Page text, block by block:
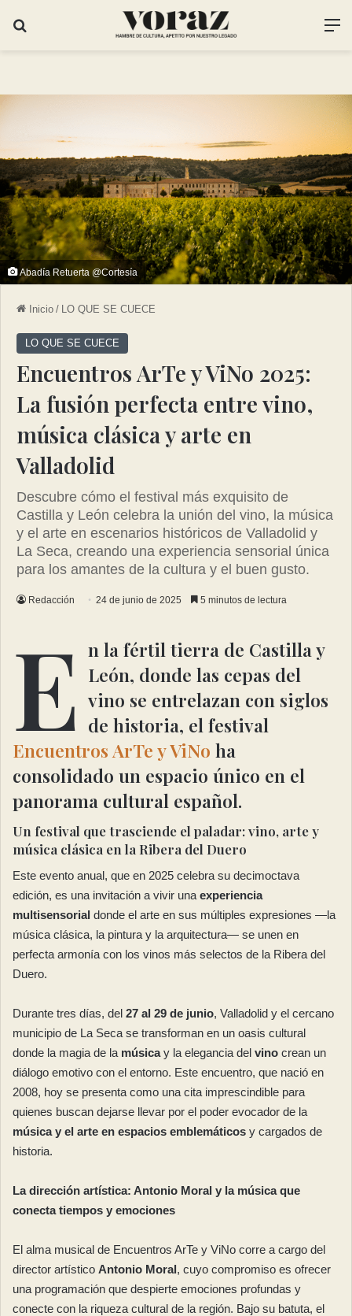
Abadía Retuerta @Cortesía
Inicio / LO QUE SE CUECE
LO QUE SE CUECE
Encuentros ArTe y ViNo 2025:
La fusión perfecta entre vino,
música clásica y arte en
Valladolid
Descubre cómo el festival más exquisito de
Castilla y León celebra la unión del vino, la música
y el arte en escenarios históricos de Valladolid y
La Seca, creando una experiencia sensorial única
para los amantes de la cultura y el buen gusto.
Redacción 24 de junio de 2025 5 minutos de lectura
E n la fértil tierra de Castilla y
León, donde las cepas del
vino se entrelazan con siglos
de historia, el festival
Encuentros ArTe y ViNo ha
consolidado un espacio único en el
panorama cultural español.
Un festival que trasciende el paladar: vino, arte y
música clásica en la Ribera del Duero
Este evento anual, que en 2025 celebra su decimoctava
edición, es una invitación a vivir una experiencia
multisensorial donde el arte en sus múltiples expresiones —la
música clásica, la pintura y la arquitectura— se unen en
perfecta armonía con los vinos más selectos de la Ribera del
Duero.
Durante tres días, del 27 al 29 de junio, Valladolid y el cercano
municipio de La Seca se transforman en un oasis cultural
donde la magia de la músicay la elegancia del vino crean un
diálogo emotivo con el entorno. Este encuentro, que nació en
2008, hoy se presenta como una cita imprescindible para
quienes buscan dejarse llevar por el poder evocador de la
música y el arte en espacios emblemáticos y cargados de
historia.
La dirección artística: Antonio Moral y la música que
conecta tiempos y emociones
El alma musical de Encuentros ArTe y ViNo corre a cargo del
director artístico Antonio Moral, cuyo compromiso es ofrecer
una programación que despierte emociones profundas y
conecte con la riqueza cultural de la región. Bajo su batuta, el